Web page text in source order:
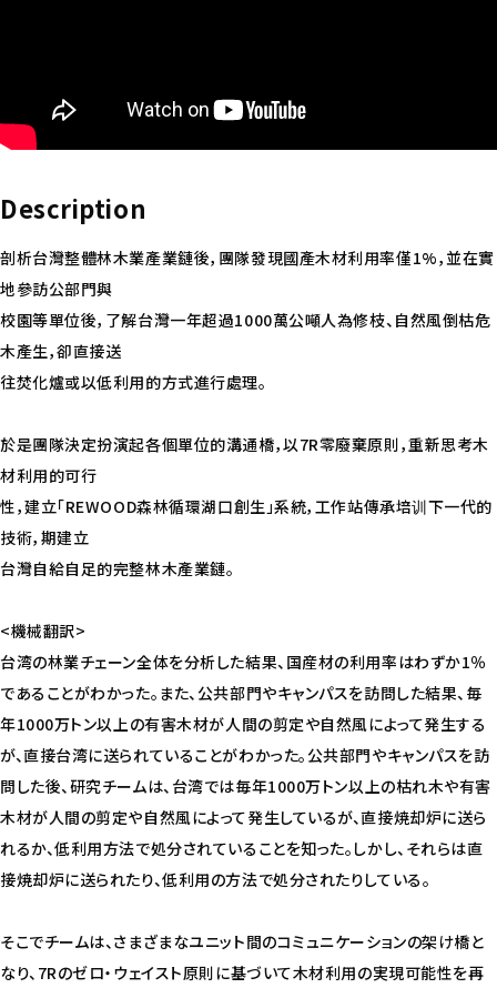
Description
剖析台灣整體林木業產業鏈後，團隊發現國產木材利用率僅1%，並在實
地參訪公部門與
校園等單位後，了解台灣一年超過1000萬公噸人為修枝、自然風倒枯危
木產生，卻直接送
往焚化爐或以低利用的方式進行處理。
於是團隊決定扮演起各個單位的溝通橋，以7R零廢棄原則，重新思考木
材利用的可行
性，建立「REWOOD森林循環湖口創生」系統，工作站傳承培训下一代的
技術，期建立
台灣自給自足的完整林木產業鏈。
<機械翻訳>
台湾の林業チェーン全体を分析した結果、国産材の利用率はわずか1％
であることがわかった。また、公共部門やキャンパスを訪問した結果、毎
年1000万トン以上の有害木材が人間の剪定や自然風によって発生する
が、直接台湾に送られていることがわかった。公共部門やキャンパスを訪
問した後、研究チームは、台湾では毎年1000万トン以上の枯れ木や有害
木材が人間の剪定や自然風によって発生しているが、直接焼却炉に送ら
れるか、低利用方法で処分されていることを知った。しかし、それらは直
接焼却炉に送られたり、低利用の方法で処分されたりしている。
そこでチームは、さまざまなユニット間のコミュニケーションの架け橋と
なり、7Rのゼロ・ウェイスト原則に基づいて木材利用の実現可能性を再